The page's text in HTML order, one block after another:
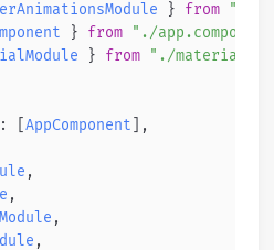
} from
} from
"./
} from "./material/
: [ AppComponent ],
,
,
,
,